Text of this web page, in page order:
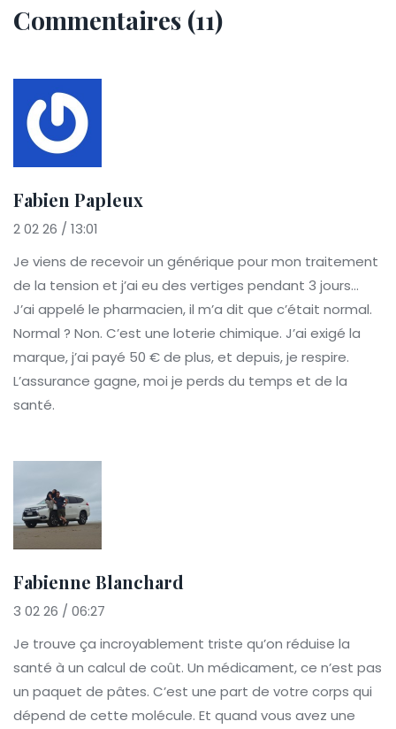
Commentaires (11)
Fabien Papleux
2 02 26 / 13:01
Je viens de recevoir un générique pour mon traitement
de la tension et j’ai eu des vertiges pendant 3 jours…
J’ai appelé le pharmacien, il m’a dit que c’était normal.
Normal ? Non. C’est une loterie chimique. J’ai exigé la
marque, j’ai payé 50 € de plus, et depuis, je respire.
L’assurance gagne, moi je perds du temps et de la
santé.
Fabienne Blanchard
3 02 26 / 06:27
Je trouve ça incroyablement triste qu’on réduise la
santé à un calcul de coût. Un médicament, ce n’est pas
un paquet de pâtes. C’est une part de votre corps qui
dépend de cette molécule. Et quand vous avez une